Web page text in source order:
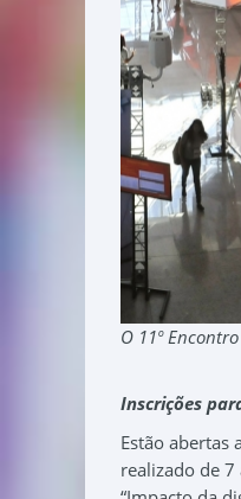
O 11º
Inscrições
Estão abertas
realizado de